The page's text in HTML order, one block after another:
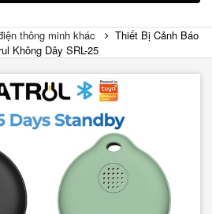
thông minh khác
Thiết Bị Cảnh Báo
Không Dây SRL-25